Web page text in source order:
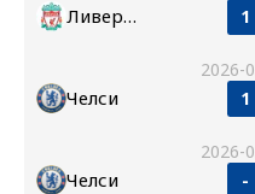
Ливерпуль 1
2026-
Челси 1
2026-
Челси -